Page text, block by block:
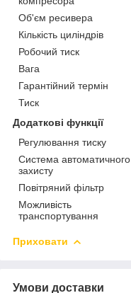
Об'єм ресивера
Кількість циліндрів
Робочий тиск
Вага
Гарантійний термін
Тиск
Додаткові функції
Регулювання тиску
Система автоматичного
захисту
Повітряний фільтр
Можливість
транспортування
Приховати
Умови доставки